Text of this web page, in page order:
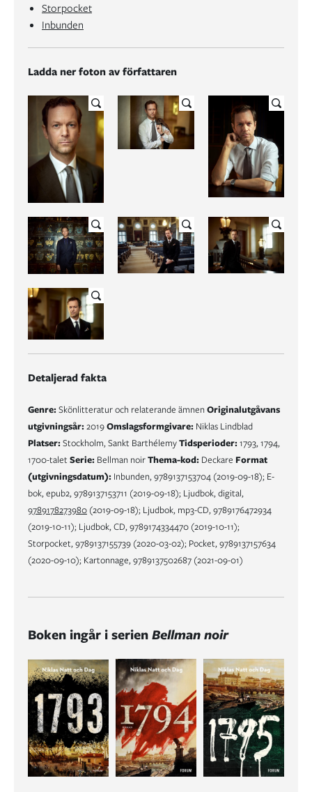
Storpocket
Inbunden
Ladda ner foton av författaren
Detaljerad fakta
Genre: Skönlitteratur och relaterande ämnen Originalutgåvans
utgivningsår: 2019Omslagsformgivare: Niklas Lindblad
Platser: Stockholm, Sankt BarthélemyTidsperioder: 1793, 1794,
1700-talet Serie: Bellman noirThema-kod: Deckare Format
(utgivningsdatum): Inbunden, 9789137153704 (2019-09-18); E-
bok, epub2, 9789137153711 (2019-09-18); Ljudbok, digital,
9789178273980 (2019-09-18); Ljudbok, mp3-CD, 9789176472934
(2019-10-11); Ljudbok, CD, 9789174334470 (2019-10-11);
Storpocket, 9789137155739 (2020-03-02); Pocket, 9789137157634
(2020-09-10); Kartonnage, 9789137502687 (2021-09-01)
Boken ingår i serienBellman noir